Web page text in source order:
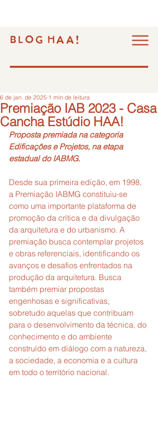
BLOG HAA!
Premiação IAB 2023 - Casa
Cancha Estúdio HAA!
6 de jan. de 2025 1 min de leitura
Proposta premiada na categoria
Edificações e Projetos, na etapa
estadual do IABMG.
Desde sua primeira edição, em 1998,
a Premiação IABMG constituiu-se
como uma importante plataforma de
promoção da crítica e da divulgação
da arquitetura e do urbanismo. A
premiação busca contemplar projetos
e obras referenciais, identificando os
avanços e desafios enfrentados na
produção da arquitetura. Busca
também premiar propostas
engenhosas e significativas,
sobretudo aquelas que contribuam
para o desenvolvimento da técnica, do
conhecimento e do ambiente
construído em diálogo com a natureza,
a sociedade, a economia e a cultura
em todo o território nacional.